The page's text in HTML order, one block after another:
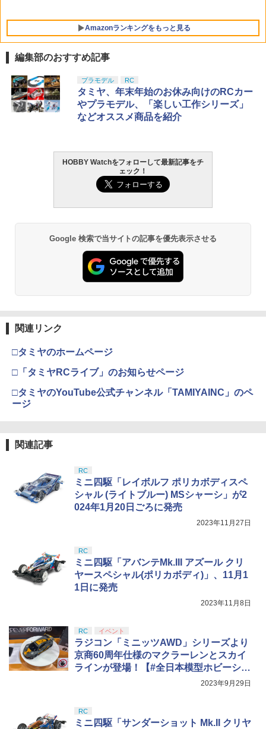
Amazonランキングをもっと見る
1
東京マルイ(TOKYO MARUI) No.25 コル
ト ガバメント HG 18歳以上エアーHOP
ハンドガン
￥3,384
東京マルイ (TOKYO MARUI) ガスブロー
バックマシンガン No.14 20式 5.56mm
小銃 18歳以上 ガスブローバック
￥187,000
東京マルイ(TOKYO MARUI) No.21 H&K
USP HG 18歳以上エアーHOPハンドガン
￥3,409
4
￥3,815
5
クラウンモデル AK47 10歳以上 エアー
1
LOCTITE(ロックタイト) シールはがし
プレミアム 220ml
￥1,013
GSIクレオス Mr.トップコート 水性プレ
ミアムトップコートスプレー 光沢 88ml
ホビー用仕上材 B601
￥748
タミヤ クラフトツールシリーズ No.123
先細薄刃ニッパー (ゲートカット用) プラ
モデル用工具 74123
型用接着剤 87003
￥184
編集部のおすすめ記事
プラモデル RC
タミヤ、年末年始のお休み向けのRCカー
やプラモデル、「楽しい工作シリーズ」
などオススメ商品を紹介
HOBBY Watchをフォローして最新記事をチ
ェック！
Google 検索で当サイトの記事を優先表示させる
関連リンク
□タミヤのホームページ
□「タミヤRCライブ」のお知らせページ
□タミヤのYouTube公式チャンネル「TAMIYAINC」のペ
ージ
関連記事
RC
ミニ四駆「レイボルフ ポリカボディスペ
シャル (ライトブルー) MSシャーシ」が2
024年1月20日ごろに発売
2023年11月27日
RC
ミニ四駆「アバンテMk.III アズール クリ
ヤースペシャル(ポリカボディ)」、11月1
1日に発売
2023年11月8日
RC イベント
ラジコン「ミニッツAWD」シリーズより
京商60周年仕様のマクラーレンとスカイ
ラインが登場！【#全日本模型ホビーショ
2023年9月29日
RC
ミニ四駆「サンダーショット Mk.II クリヤ